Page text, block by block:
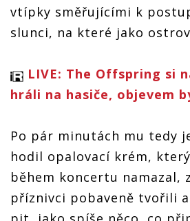
vtípky směřujícími k
slunci, na které jako
LIVE: The Offspring si
hráli na hasiče, objevem
Po pár minutách mu tedy
hodil opalovací krém,
během koncertu namazal,
příznivci pobaveně tvořili